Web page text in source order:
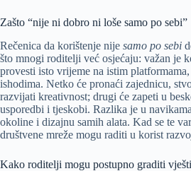
Zašto “nije ni dobro ni loše samo po sebi”
Rečenica da korištenje nije samo po sebi
što mnogi roditelji već osjećaju: važan je
provesti isto vrijeme na istim
ishodima. Netko će pronaći zajednicu,
razvijati kreativnost; drugi će zapeti u
usporedbi i tjeskobi. Razlika je u
okoline i dizajnu samih alata. Kad se te
društvene mreže mogu raditi u korist
Kako roditelji mogu postupno graditi